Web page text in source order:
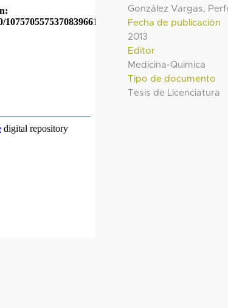
González Vargas,
Fecha de publicación
2013
Editor
Medicina-Quimica
Tipo de documento
Tesis de Licenciatura